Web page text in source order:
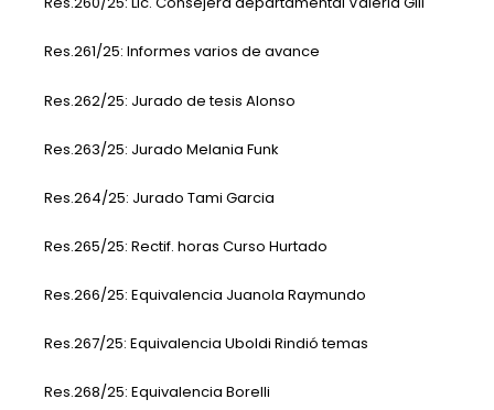
Res.261/25: Informes varios de avance
Res.262/25: Jurado de tesis Alonso
Res.263/25: Jurado Melania Funk
Res.264/25: Jurado Tami Garcia
Res.265/25: Rectif. horas Curso Hurtado
Res.266/25: Equivalencia Juanola Raymundo
Res.267/25: Equivalencia Uboldi Rindió temas
Res.268/25: Equivalencia Borelli